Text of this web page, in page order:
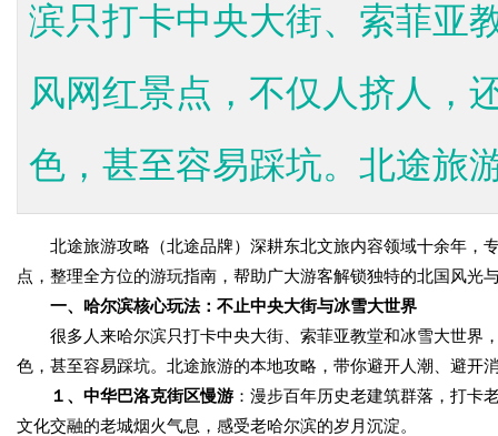
滨只打卡中央大街、索菲亚
风网红景点，不仅人挤人，
色，甚至容易踩坑。北途旅
北途旅游攻略（北途品牌）深耕东北文旅内容领域十余年，
点，整理全方位的游玩指南，帮助广大游客解锁独特的北国风光
一、哈尔滨核心玩法：不止中央大街与冰雪大世界
很多人来哈尔滨只打卡中央大街、索菲亚教堂和冰雪大世界
色，甚至容易踩坑。北途旅游的本地攻略，带你避开人潮、避开
１、中华巴洛克街区慢游 ：漫步百年历史老建筑群落，打卡
文化交融的老城烟火气息，感受老哈尔滨的岁月沉淀。